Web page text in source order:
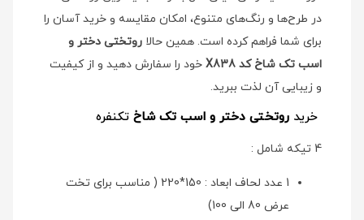
در طرح‌ها و رنگ‌های متنوع، امکان مقایسه و خرید آسان را
برای شما فراهم کرده است. همین حالا روتختی دختر و
اسب تک شاخ کد X838
خود را سفارش دهید و از کیفیت
و زیبایی آن لذت ببرید.
خرید روتختی دختر و اسب تک شاخ تکنفره
4 تیکه شامل :
1 عدد لحاف ابعاد : 150*220 ( مناسب برای تخت
عرض 80 الی 100)